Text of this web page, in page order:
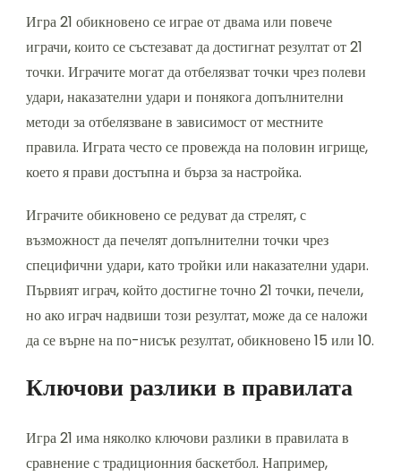
Игра 21 обикновено се играе от двама или повече
играчи, които се състезават да достигнат резултат от 21
точки. Играчите могат да отбелязват точки чрез полеви
удари, наказателни удари и понякога допълнителни
методи за отбелязване в зависимост от местните
правила. Играта често се провежда на половин игрище,
което я прави достъпна и бърза за настройка.
Играчите обикновено се редуват да стрелят, с
възможност да печелят допълнителни точки чрез
специфични удари, като тройки или наказателни удари.
Първият играч, който достигне точно 21 точки, печели,
но ако играч надвиши този резултат, може да се наложи
да се върне на по-нисък резултат, обикновено 15 или 10.
Ключови разлики в правилата
Игра 21 има няколко ключови разлики в правилата в
сравнение с традиционния баскетбол. Например,